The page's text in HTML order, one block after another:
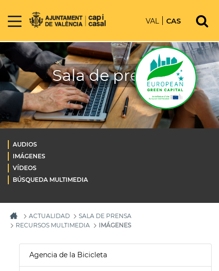
VAL CAS
Sala de prensa
AUDIOS
IMÁGENES
VÍDEOS
BÚSQUEDA MULTIMEDIA
ACTUALIDAD
SALA DE PRENSA
RECURSOS MULTIMEDIA
IMÁGENES
Agencia de la Bicicleta